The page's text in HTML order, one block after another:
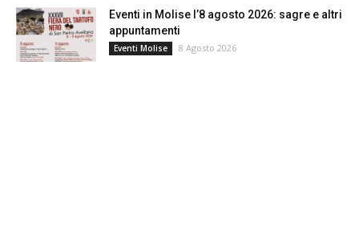
Eventi in Molise l’8 agosto 2026: sagre e altri
appuntamenti
Eventi Molise 8 Agosto 2026